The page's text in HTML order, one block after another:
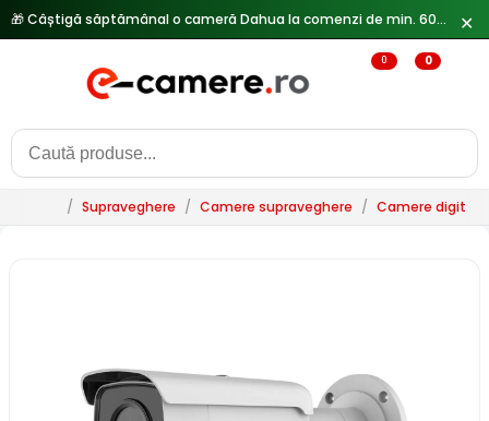
🎁 Câștigă săptămânal o cameră Dahua la comenzi de min. 600 lei — ✕
0 0
/ Supraveghere / Camere supraveghere / Camere digitale